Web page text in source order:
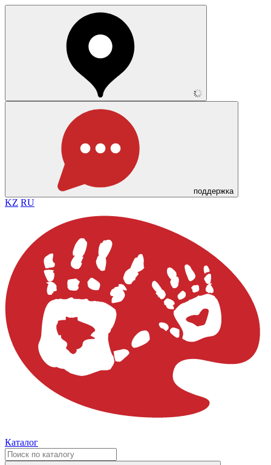
поддержка
KZ RU
Каталог